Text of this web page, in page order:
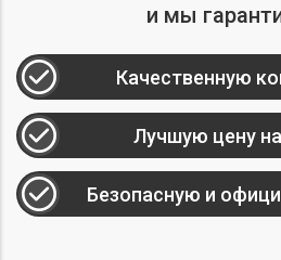
и мы
Качественную
Лучшую цену
Безопасную и